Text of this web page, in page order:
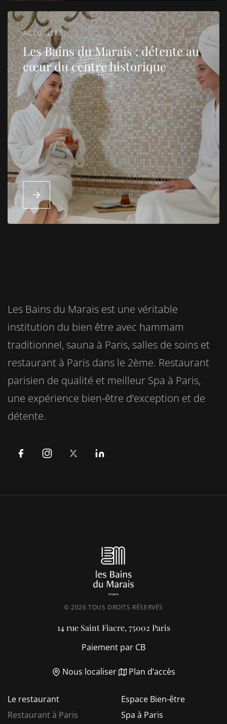
ACTUALITÉ
Les Bains du Marais : détente au
cœur du centre historique
Les Bains du Marais est une véritable
institution du bien être avec hammam
traditionnel, sauna à Paris, salles de soins et
restaurant à Paris dans le 2ème. Restaurant
parisien de qualité et meilleur Spa à Paris,
une expérience bien-être d’exception et de
détente.
© 2026 TOUS DROITS RÉSERVÉS
14 rue Saint Fiacre, 75002 Paris
Paiement par CB
Nous localiser Plan d’accès
Le restaurant
Restaurant à Paris
Espace Bien-être
Spa à Paris